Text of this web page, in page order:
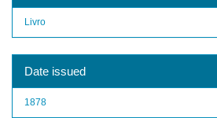
Livro
Date issued
1878